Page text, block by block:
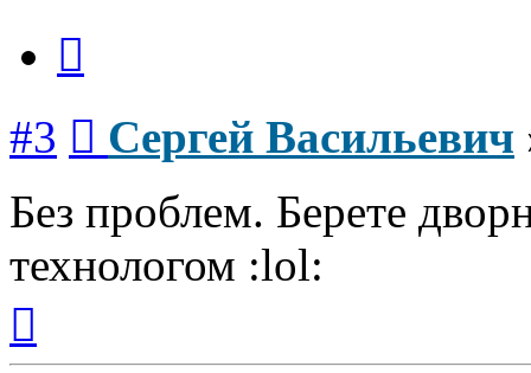
#3 Сергей Васильевич
Без проблем. Берете
технологом :lol:
началу